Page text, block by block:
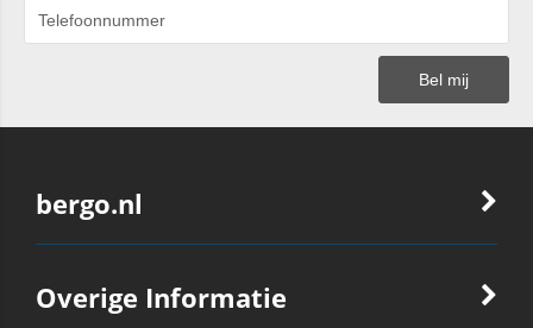
bergo.nl
Overige Informatie